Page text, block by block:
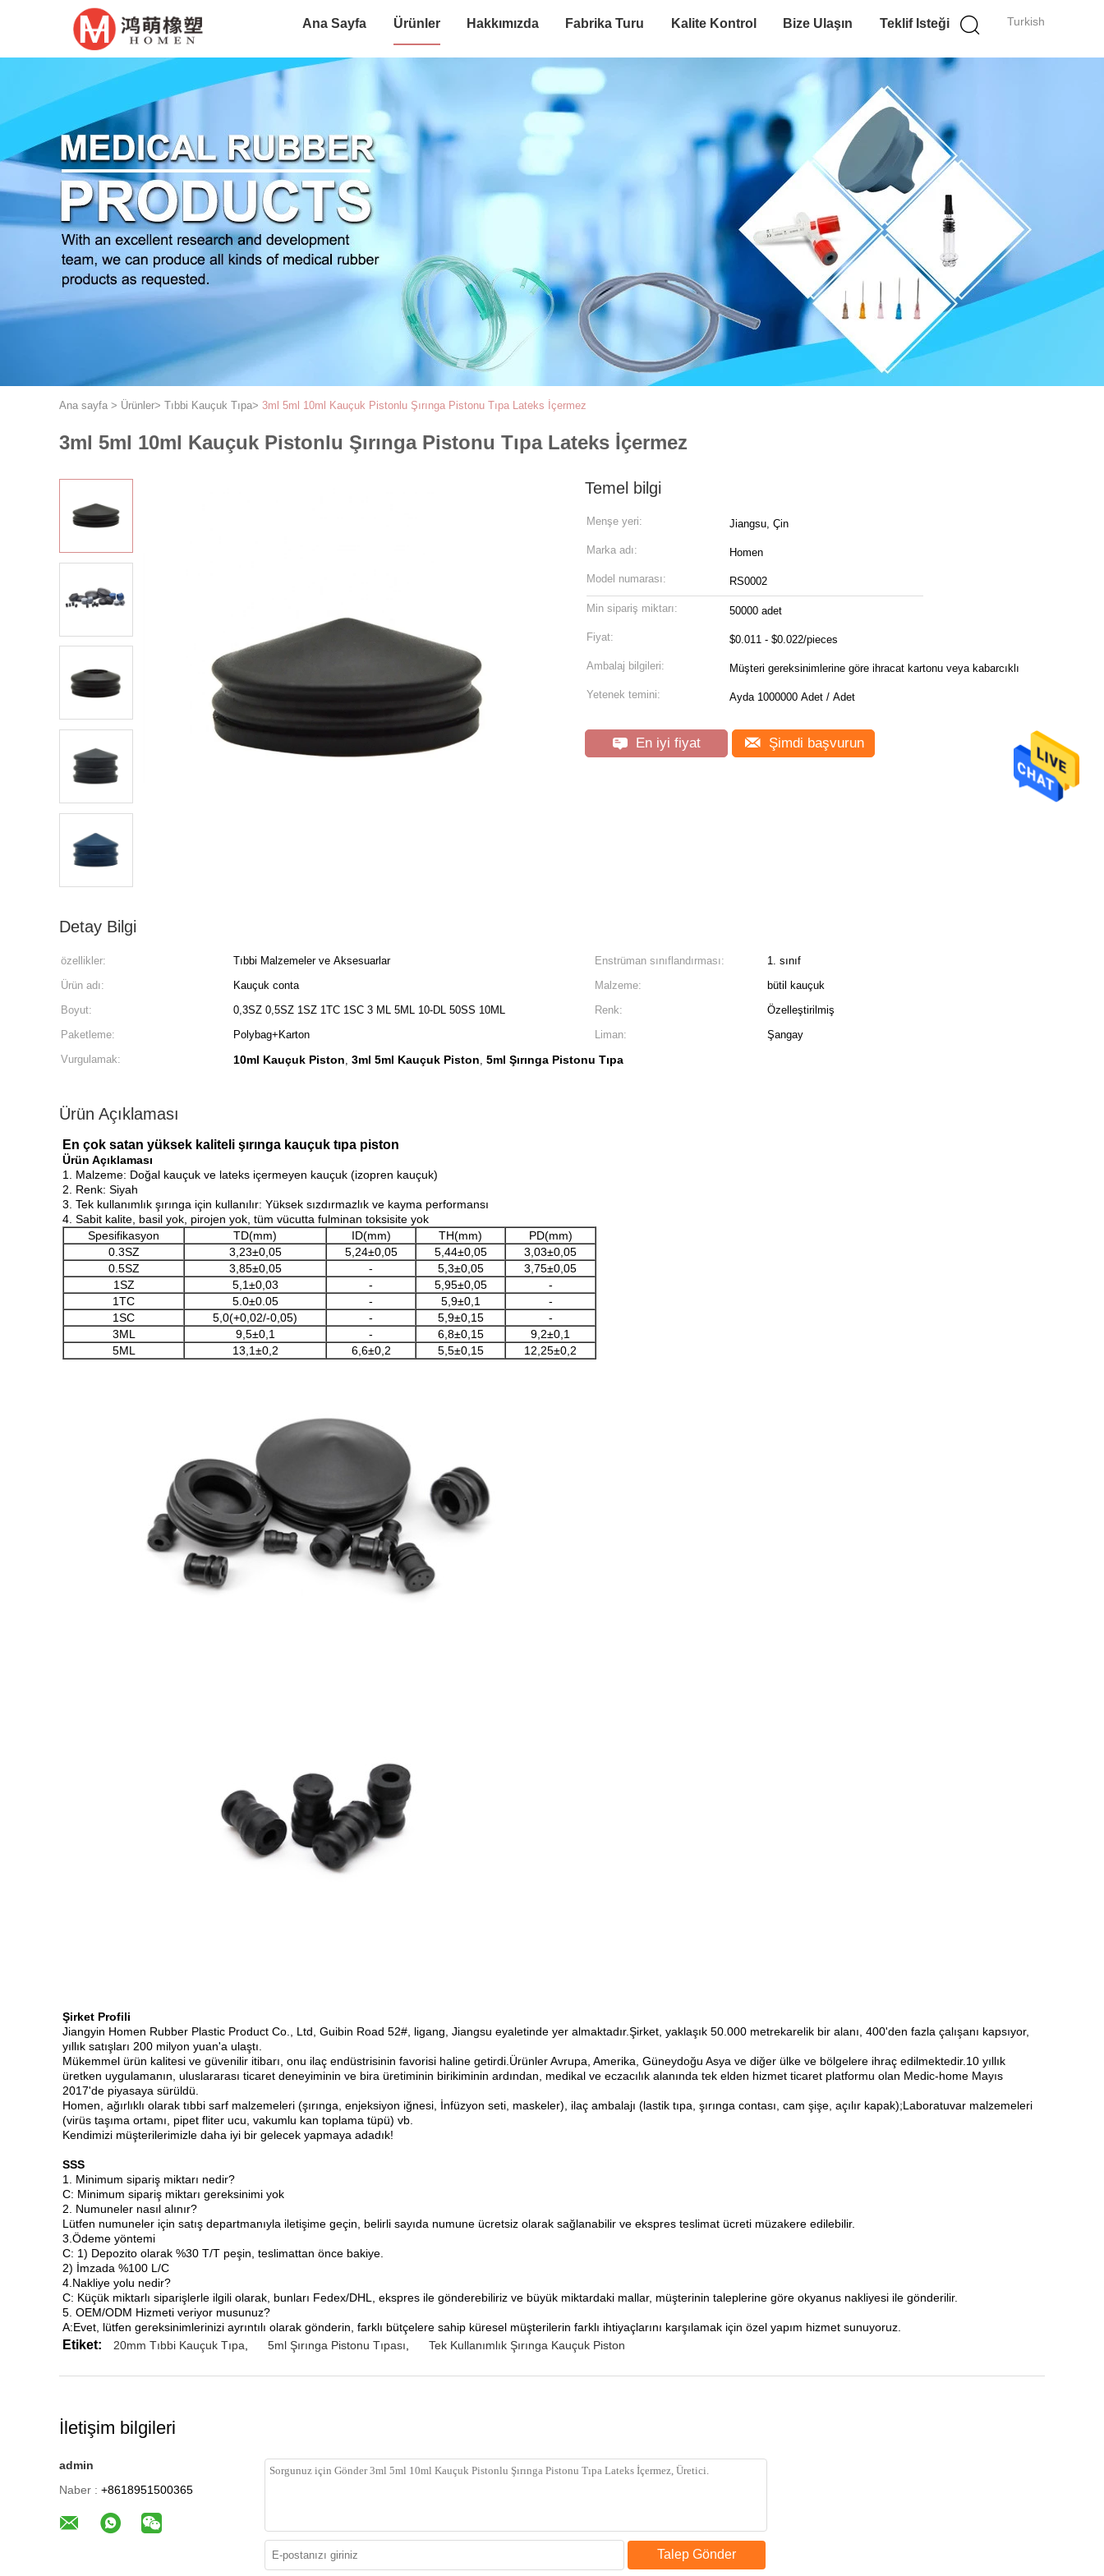
Turkish
Ana Sayfa Ürünler Hakkımızda Fabrika Turu Kalite Kontrol Bize Ulaşın Teklif Isteği
Ana sayfa > Ürünler> Tıbbi Kauçuk Tıpa> 3ml 5ml 10ml Kauçuk Pistonlu Şırınga Pistonu Tıpa Lateks İçermez
3ml 5ml 10ml Kauçuk Pistonlu Şırınga Pistonu Tıpa Lateks İçermez
Temel bilgi
Menşe yeri: Jiangsu, Çin
Marka adı: Homen
Model numarası: RS0002
Min sipariş miktarı: 50000 adet
Fiyat: $0.011 - $0.022/pieces
Ambalaj bilgileri: Müşteri gereksinimlerine göre ihracat kartonu veya kabarcıklı
Yetenek temini: Ayda 1000000 Adet / Adet
En iyi fiyat Şimdi başvurun
Detay Bilgi
özellikler: Tıbbi Malzemeler ve Aksesuarlar Enstrüman sınıflandırması:
1. sınıf
Ürün adı:
Kauçuk conta Malzeme:
bütil kauçuk
Boyut:
0,3SZ 0,5SZ 1SZ 1TC 1SC 3 ML 5ML 10-DL 50SS 10ML Renk:
Özelleştirilmiş
Paketleme:
Polybag+Karton Liman:
Şangay
Vurgulamak:
10ml Kauçuk Piston, 3ml 5ml Kauçuk Piston, 5ml Şırınga Pistonu Tıpa
Ürün Açıklaması
En çok satan yüksek kaliteli şırınga kauçuk tıpa piston
Ürün Açıklaması
1. Malzeme: Doğal kauçuk ve lateks içermeyen kauçuk (izopren kauçuk)
2. Renk: Siyah
3. Tek kullanımlık şırınga için kullanılır: Yüksek sızdırmazlık ve kayma performansı
4. Sabit kalite, basil yok, pirojen yok, tüm vücutta fulminan toksisite yok
Spesifikasyon
TD(mm) ID(mm) TH(mm)
PD(mm)
0.3SZ
3,23±0,05 5,24±0,05 5,44±0,05
3,03±0,05
0.5SZ
3,85±0,05 - 5,3±0,05
3,75±0,05
1SZ
5,1±0,03 - 5,95±0,05
-
1TC
5.0±0.05 - 5,9±0,1
-
1SC
5,0(+0,02/-0,05) - 5,9±0,15
-
3ML
9,5±0,1 - 6,8±0,15
9,2±0,1
5ML
13,1±0,2 6,6±0,2 5,5±0,15 12,25±0,2
Şirket Profili
Jiangyin Homen Rubber Plastic Product Co., Ltd, Guibin Road 52#, ligang, Jiangsu eyaletinde yer almaktadır.Şirket, yaklaşık 50.000 metrekarelik bir alanı, 400'den fazla çalışanı kapsıyor,
yıllık satışları 200 milyon yuan'a ulaştı.
Mükemmel ürün kalitesi ve güvenilir itibarı, onu ilaç endüstrisinin favorisi haline getirdi.Ürünler Avrupa, Amerika, Güneydoğu Asya ve diğer ülke ve bölgelere ihraç edilmektedir.10 yıllık
üretken uygulamanın, uluslararası ticaret deneyiminin ve bira üretiminin birikiminin ardından, medikal ve eczacılık alanında tek elden hizmet ticaret platformu olan Medic-home Mayıs
2017'de piyasaya sürüldü.
Homen, ağırlıklı olarak tıbbi sarf malzemeleri (şırınga, enjeksiyon iğnesi, İnfüzyon seti, maskeler), ilaç ambalajı (lastik tıpa, şırınga contası, cam şişe, açılır kapak);Laboratuvar malzemeleri
(virüs taşıma ortamı, pipet fliter ucu, vakumlu kan toplama tüpü) vb.
Kendimizi müşterilerimizle daha iyi bir gelecek yapmaya adadık!
SSS
1. Minimum sipariş miktarı nedir?
C: Minimum sipariş miktarı gereksinimi yok
2. Numuneler nasıl alınır?
Lütfen numuneler için satış departmanıyla iletişime geçin, belirli sayıda numune ücretsiz olarak sağlanabilir ve ekspres teslimat ücreti müzakere edilebilir.
3.Ödeme yöntemi
C: 1) Depozito olarak %30 T/T peşin, teslimattan önce bakiye.
2) İmzada %100 L/C
4.Nakliye yolu nedir?
C: Küçük miktarlı siparişlerle ilgili olarak, bunları Fedex/DHL, ekspres ile gönderebiliriz ve büyük miktardaki mallar, müşterinin taleplerine göre okyanus nakliyesi ile gönderilir.
5. OEM/ODM Hizmeti veriyor musunuz?
A:Evet, lütfen gereksinimlerinizi ayrıntılı olarak gönderin, farklı bütçelere sahip küresel müşterilerin farklı ihtiyaçlarını karşılamak için özel yapım hizmet sunuyoruz.
Etiket: 20mm Tıbbi Kauçuk Tıpa 5ml Şırınga Pistonu Tıpası Tek Kullanımlık Şırınga Kauçuk Piston
İletişim bilgileri
admin
Naber : +8618951500365
Talep Gönder